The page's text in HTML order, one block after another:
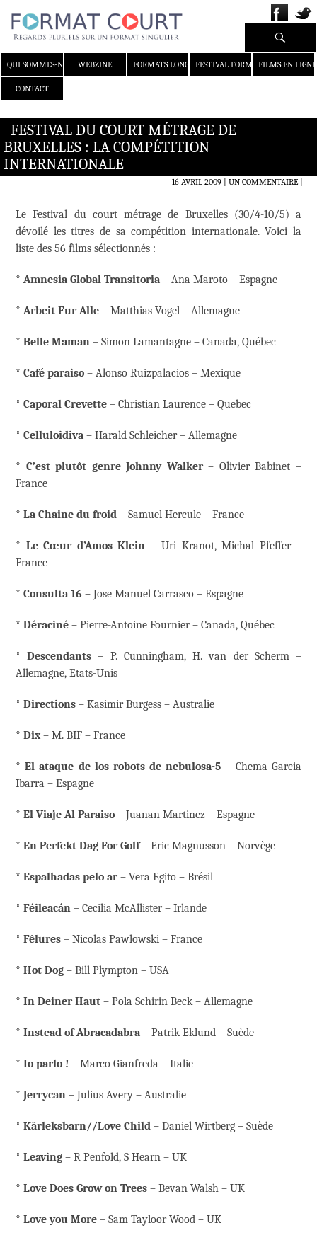
QUI SOMMES-NOUS ?WEBZINE FORMATS LONGS FESTIVAL FORMAT COURT
FILMS EN LIGNE
CONTACT
Recherche
FESTIVAL DU COURT MÉTRAGE DE
BRUXELLES : LA COMPÉTITION
INTERNATIONALE
16 AVRIL 2009 UN COMMENTAIRE|
Le Festival du court métrage de Bruxelles (30/4-10/5) a
dévoilé les titres de sa compétition internationale. Voici la
liste des 56 films sélectionnés :
* Amnesia Global Transitoria – Ana Maroto – Espagne
* Arbeit Fur Alle – Matthias Vogel – Allemagne
* Belle Maman – Simon Lamantagne – Canada, Québec
* Café paraiso – Alonso Ruizpalacios – Mexique
* Caporal Crevette – Christian Laurence – Quebec
* Celluloidiva – Harald Schleicher – Allemagne
* C’est plutôt genre Johnny Walker– Olivier Babinet –
France
* La Chaine du froid – Samuel Hercule – France
* Le Cœur d’Amos Klein – Uri Kranot, Michal Pfeffer –
France
* Consulta 16 – Jose Manuel Carrasco – Espagne
* Déraciné – Pierre-Antoine Fournier – Canada, Québec
*Descendants – P. Cunningham, H. van der Scherm –
Allemagne, Etats-Unis
* Directions – Kasimir Burgess – Australie
* Dix– M. BIF – France
*El ataque de los robots de nebulosa-5 – Chema Garcia
Ibarra – Espagne
* El Viaje Al Paraiso – Juanan Martinez – Espagne
* En Perfekt Dag For Golf– Eric Magnusson – Norvège
* Espalhadas pelo ar– Vera Egito – Brésil
* Féileacán – Cecilia McAllister – Irlande
* Fêlures – Nicolas Pawlowski – France
* Hot Dog – Bill Plympton – USA
* In Deiner Haut – Pola Schirin Beck – Allemagne
* Instead of Abracadabra – Patrik Eklund – Suède
* Io parlo ! – Marco Gianfreda – Italie
* Jerrycan – Julius Avery – Australie
* Kärleksbarn//Love Child – Daniel Wirtberg – Suède
* Leaving – R Penfold, S Hearn – UK
* Love Does Grow on Trees – Bevan Walsh – UK
* Love you More – Sam Tayloor Wood – UK